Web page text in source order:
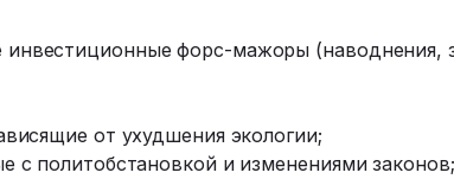
форс-мажоры (наводнения,
от ухудшения экологии;
с политобстановкой и изменениями законов;